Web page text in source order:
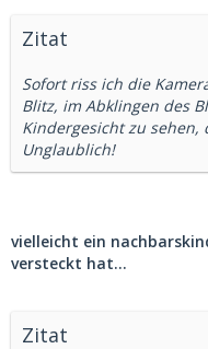
Zitat
Sofort riss ich die
Blitz, im Abklingen des
Kindergesicht zu sehen,
Unglaublich!
vielleicht ein
versteckt hat...
Zitat